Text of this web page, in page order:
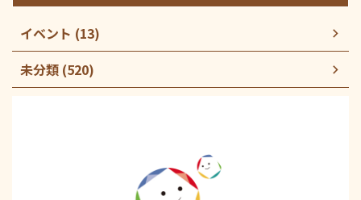
イベント (13)
未分類 (520)